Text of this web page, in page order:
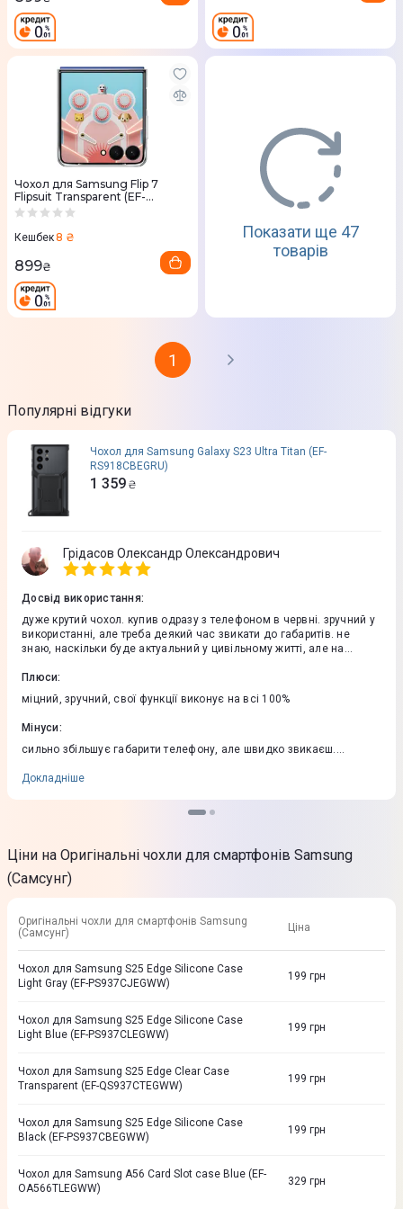
Чохол для Samsung Flip 7
Flipsuit Transparent (EF-
ZF766CTEGUA)
Кешбек8 ₴
899₴
Показати ще 47
товарів
1
Популярні відгуки
Чохол для Samsung Galaxy S23 Ultra Titan (EF-
RS918CBEGRU)
1 359 ₴
Грідасов Олександр Олександрович
Досвід використання:
дуже крутий чохол. купив одразу з телефоном в червні. зручний у
використанні, але треба деякий час звикати до габаритів. не
знаю, наскільки буде актуальний у цивільному житті, але на
Плюси:
міцний, зручний, свої функції виконує на всі 100%
Мінуси:
сильно збільшує габарити телефону, але швидко звикаєш.
Докладніше
Ціни на Оригінальні чохли для смартфонів Samsung
(Самсунг)
Оригінальні чохли для смартфонів Samsung
(Самсунг)
Ціна
Чохол для Samsung S25 Edge Silicone Case
Light Gray (EF-PS937CJEGWW)
199 грн
Чохол для Samsung S25 Edge Silicone Case
Light Blue (EF-PS937CLEGWW)
199 грн
Чохол для Samsung S25 Edge Clear Case
Transparent (EF-QS937CTEGWW)
199 грн
Чохол для Samsung S25 Edge Silicone Case
Black (EF-PS937CBEGWW)
199 грн
Чохол для Samsung A56 Card Slot case Blue (EF-
OA566TLEGWW)
329 грн